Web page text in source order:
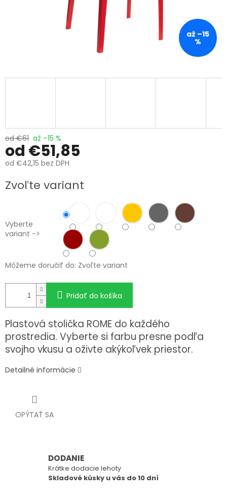
až –15
%
od €61 až –15 %
od €51,85
od €42,15 bez DPH
cena:
Zvoľte variant
Vyberte
variant ->
Môžeme doručiť do: Zvoľte variant
Pridať do košíka
Plastová stolička ROME do každého
prostredia. Vyberte si farbu presne podľa
svojho vkusu a oživte akýkoľvek priestor.
Detailné informácie
OPÝTAŤ SA
DODANIE
Krátke dodacie lehoty
Skladové kúsky u vás do 10 dní